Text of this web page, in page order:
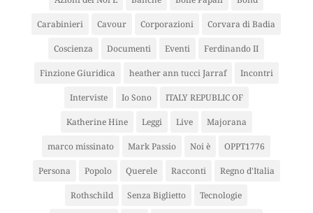
Carabinieri Cavour Corporazioni Corvara di Badia
Coscienza Documenti Eventi Ferdinando II
Finzione Giuridica heather ann tucci Jarraf Incontri
Interviste Io Sono ITALY REPUBLIC OF
Katherine Hine Leggi Live Majorana
marco missinato Mark Passio Noi è OPPT1776
Persona Popolo Querele Racconti Regno d'Italia
Rothschild Senza Biglietto Tecnologie